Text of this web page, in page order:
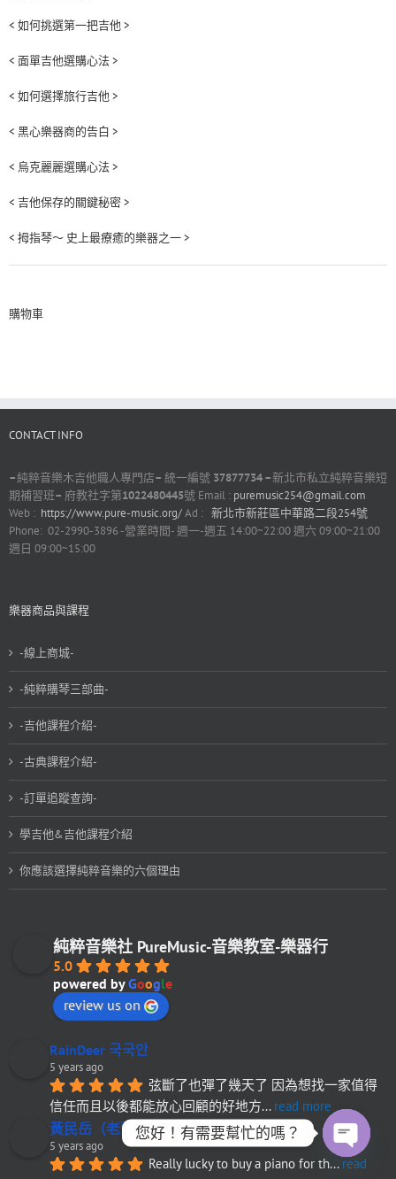
< 如何挑選第一把吉他 >
< 面單吉他選購心法 >
< 如何選擇旅行吉他 >
< 黑心樂器商的告白 >
< 烏克麗麗選購心法 >
< 吉他保存的關鍵秘密 >
< 拇指琴～ 史上最療癒的樂器之一 >
購物車
CONTACT INFO
–純粹音樂木吉他職人專門店– 統一編號 37877734 –新北市私立純粹音樂短
期補習班– 府教社字第1022480445號 Email : puremusic254@gmail.com
Web : https://www.pure-music.org/Ad : 新北市新莊區中華路二段254號
Phone: 02-2990-3896 -營業時間- 週一-週五 14:00~22:00 週六 09:00~21:00
週日 09:00~15:00
樂器商品與課程
-線上商城-
-純粹購琴三部曲-
-吉他課程介紹-
-古典課程介紹-
-訂單追蹤查詢-
學吉他&吉他課程介紹
你應該選擇純粹音樂的六個理由
純粹音樂社 PureMusic-音樂教室-樂器行
5.0
powered byGoogle
review us on
RainDeer 국국안
5 years ago
弦斷了也彈了幾天了 因為想找一家值得
信任而且以後都能放心回顧的好地方... read more
黃民岳（老頭）
5 years ago
Really lucky to buy a piano for th... read
您好！有需要幫忙的嗎？
Open